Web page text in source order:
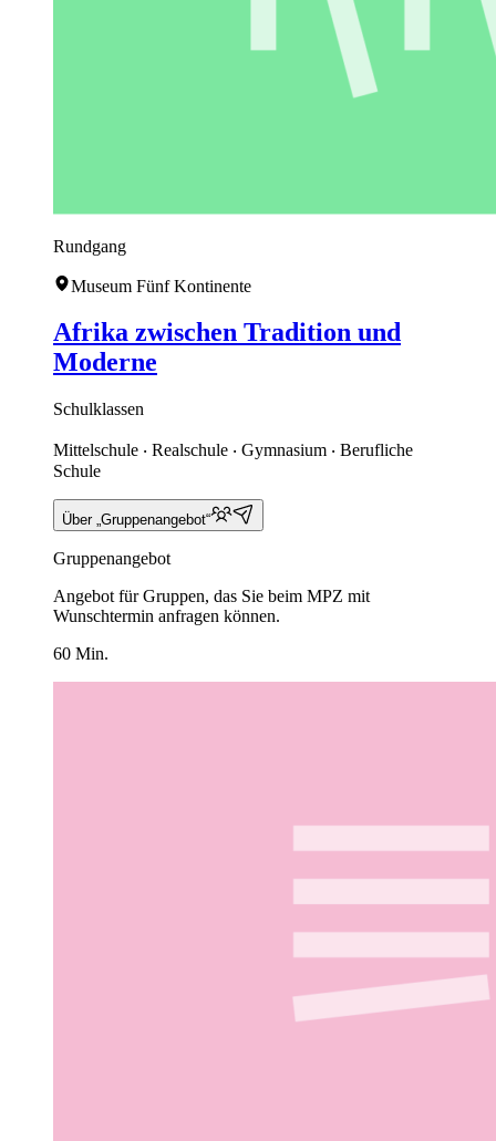
Rundgang
Museum Fünf Kontinente
Afrika zwischen Tradition und
Moderne
Schulklassen
Mittelschule ‧ Realschule ‧ Gymnasium ‧ Berufliche
Schule
Über „Gruppenangebot“
Gruppenangebot
Angebot für Gruppen, das Sie beim MPZ mit
Wunschtermin anfragen können.
60 Min.